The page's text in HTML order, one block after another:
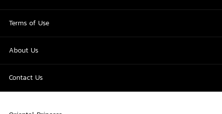
Terms of Use
About Us
Contact Us